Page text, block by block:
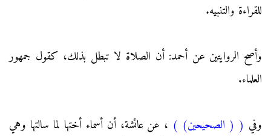
للقراءة والتنبيه.
وأصح الروايتين عن أحمد: أن الصلاة لا تبطل بذلك، كقول جمهور
العلماء.
وفي ( ( الصحيحين) ) ، عن عائشة، أن أسماء أختها لما سالتها وهي